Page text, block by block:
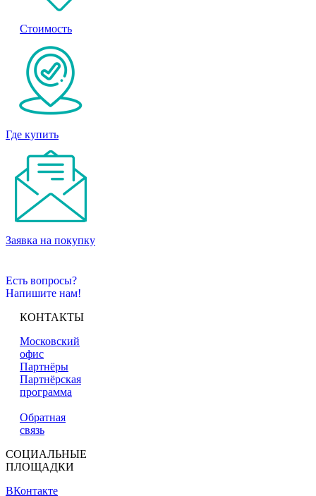
Стоимость
Где купить
Заявка на покупку
Есть вопросы?
Напишите нам!
КОНТАКТЫ
Московский
офис
Партнёры
Партнёрская
программа
Обратная
связь
СОЦИАЛЬНЫЕ
ПЛОЩАДКИ
ВКонтакте